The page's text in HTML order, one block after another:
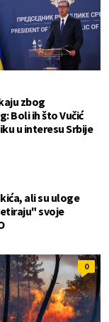
zbog
Boli ih što Vučić
u interesu Srbije
ali su uloge
svoje
0